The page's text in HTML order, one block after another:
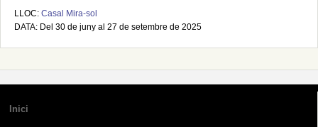
LLOC: Casal Mira-sol
DATA: Del 30 de juny al 27 de setembre de 2025
Inici